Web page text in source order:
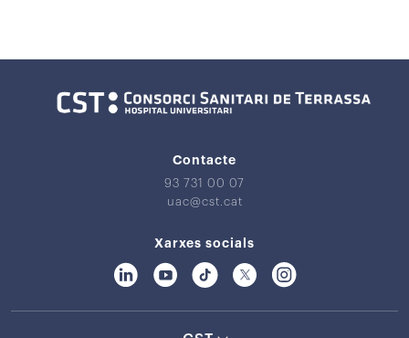
Contacte
93 731 00 07
uac@cst.cat
Xarxes socials